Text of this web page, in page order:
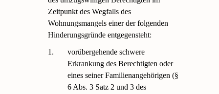
Zeitpunkt des Wegfalls des
Wohnungsmangels einer der folgenden
Hinderungsgründe entgegensteht:
1.
vorübergehende schwere
Erkrankung des Berechtigten oder
eines seiner Familienangehörigen (§
6 Abs. 3 Satz 2 und 3 des